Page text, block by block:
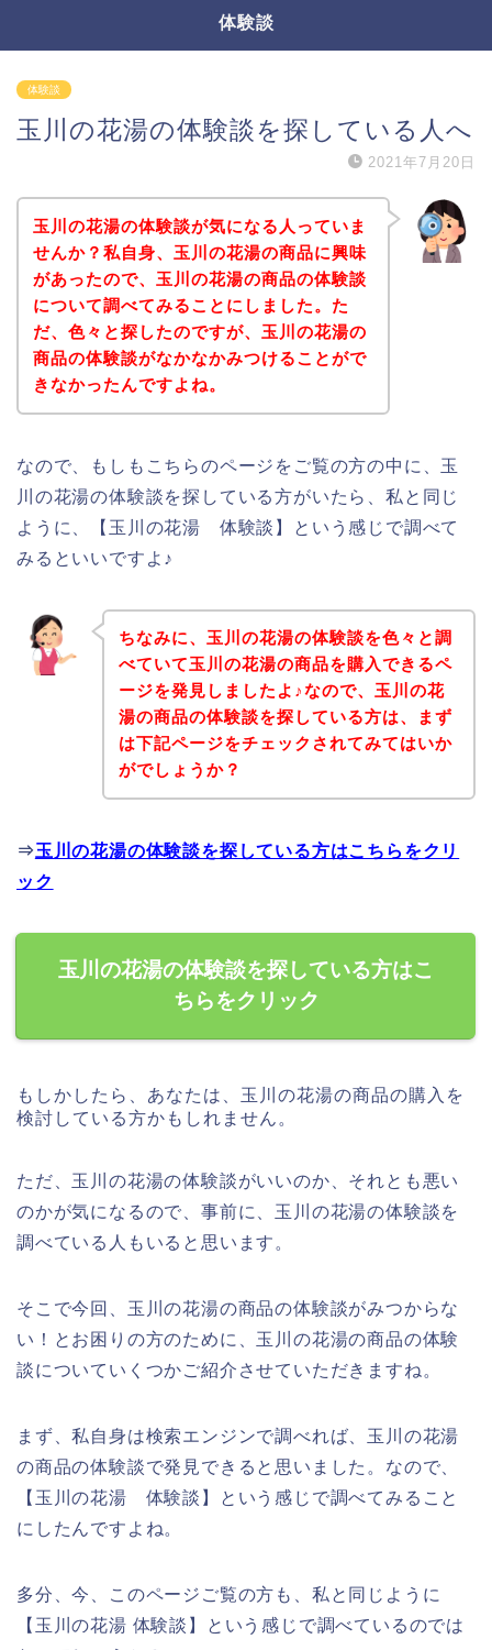
体験談
体験談
玉川の花湯の体験談を探している人へ
2021年7月20日
玉川の花湯の体験談が気になる人っていま
せんか？私自身、玉川の花湯の商品に興味
があったので、玉川の花湯の商品の体験談
について調べてみることにしました。た
だ、色々と探したのですが、玉川の花湯の
商品の体験談がなかなかみつけることがで
きなかったんですよね。
なので、もしもこちらのページをご覧の方の中に、玉
川の花湯の体験談を探している方がいたら、私と同じ
ように、【玉川の花湯 体験談】という感じで調べて
みるといいですよ♪
ちなみに、玉川の花湯の体験談を色々と調
べていて玉川の花湯の商品を購入できるペ
ージを発見しましたよ♪なので、玉川の花
湯の商品の体験談を探している方は、まず
は下記ページをチェックされてみてはいか
がでしょうか？
⇒玉川の花湯の体験談を探している方はこちらをクリ
ック
玉川の花湯の体験談を探している方はこ
ちらをクリック
もしかしたら、あなたは、玉川の花湯の商品の購入を
検討している方かもしれません。
ただ、玉川の花湯の体験談がいいのか、それとも悪い
のかが気になるので、事前に、玉川の花湯の体験談を
調べている人もいると思います。
そこで今回、玉川の花湯の商品の体験談がみつからな
い！とお困りの方のために、玉川の花湯の商品の体験
談についていくつかご紹介させていただきますね。
まず、私自身は検索エンジンで調べれば、玉川の花湯
の商品の体験談で発見できると思いました。なので、
【玉川の花湯 体験談】という感じで調べてみること
にしたんですよね。
多分、今、このページご覧の方も、私と同じように
【玉川の花湯 体験談】という感じで調べているのでは